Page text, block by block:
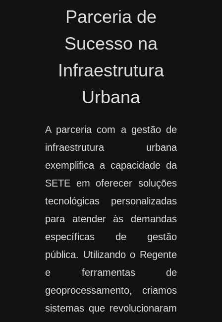
Parceria de
Sucesso na
Infraestrutura
Urbana
A parceria com a gestão de
infraestrutura urbana
exemplifica a capacidade da
SETE em oferecer soluções
tecnológicas personalizadas
para atender às demandas
específicas de gestão
pública. Utilizando o Regente
e ferramentas de
geoprocessamento, criamos
sistemas que revolucionaram